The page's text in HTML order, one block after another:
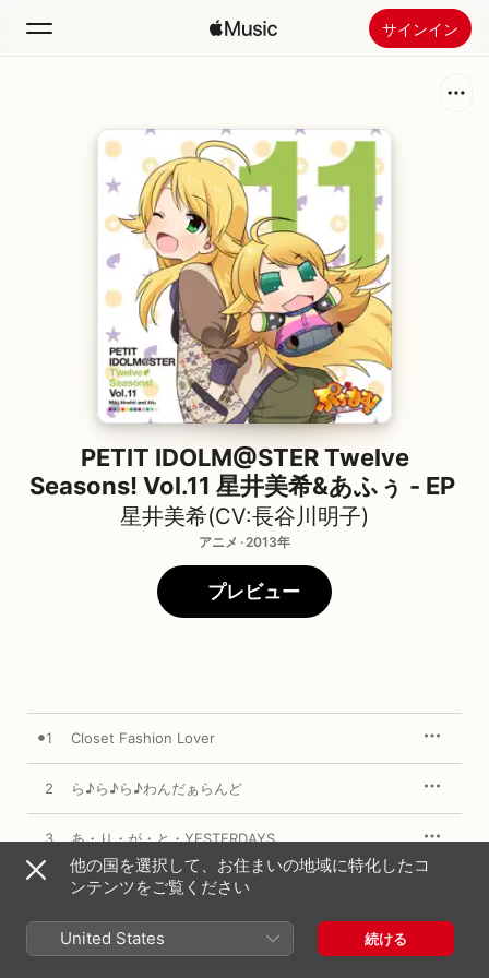
サインイン
新着おすすめ
Apple Musicをインストール
PETIT IDOLM@STER Twelve
Seasons! Vol.11 星井美希&あふぅ - EP
星井美希(CV:長谷川明子)
アニメ · 2013年
プレビュー
1 Closet Fashion Lover
2 ら♪ら♪ら♪わんだぁらんど
3 あ・り・が・と・YESTERDAYS
Closet Fashion Lover (Off Vocal)
他の国を選択して、お住まいの地域に特化したコ
ンテンツをご覧ください
United States 続ける